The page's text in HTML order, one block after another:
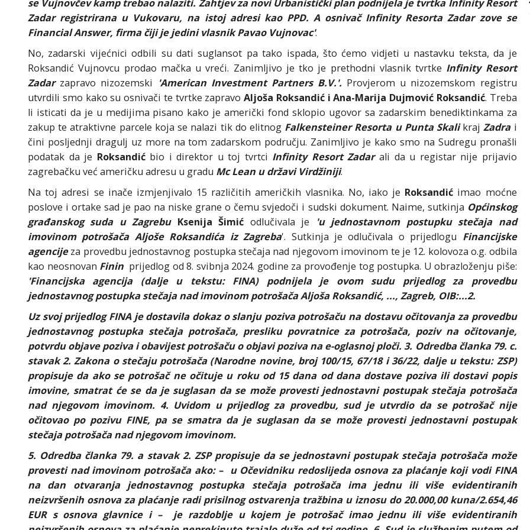
se Vujnovčev kamp trebao nalaziti. Zahtjev za novi Urbanistički plan podnijela je tvrtka Infinity Resort
Zadar registrirana u Vukovaru, na istoj adresi kao PPD. A osnivač Infinity Resorta Zadar zove se
Financial Answer, firma čiji je jedini vlasnik Pavao Vujnovac'.
No, zadarski vijećnici odbili su dati suglansot pa tako ispada, što ćemo vidjeti u nastavku teksta, da je
Roksandić Vujnovcu prodao mačka u vreći. Zanimljivo je tko je prethodni vlasnik tvrtke Infinity Resort
Zadarzapravo nizozemski 'American Investment Partners B.V.'. Provjerom u nizozemskom registru
utvrdili smo kako su osnivači te tvrtke zapravoAljoša Roksandić i Ana-Marija Dujmović Roksandić. Treba
li isticati da je u medijima pisano kako je američki fond sklopio ugovor sa zadarskim benediktinkama za
zakup te atraktivne parcele koja se nalazi tik do elitnog Falkensteiner Resorta u Punta SkalikrajZadrai
čini posljednji dragulj uz more na tom zadarskom području. Zanimljivo je kako smo na Sudregu pronašli
podatak da je Roksandić bio i direktor u toj tvrtci Infinity Resort Zadarali da u registar nije prijavio
zagrebačku već američku adresu u gradu Mc Lean u državi Virdžiniji.
Na toj adresi se inače izmjenjivalo 15 različitih američkih vlasnika. No, iako je Roksandić imao moćne
poslove i ortake sad je pao na niske grane o čemu svjedoči i sudski dokument. Naime, sutkinja Općinskog
građanskog suda u Zagrebu Ksenija Šimić odlučivala je
'u jednostavnom postupku stečaja nad
imovinom potrošača Aljoše Roksandića iz Zagreba'. Sutkinja je odlučivala o prijedlogu Financijske
agencijeza provedbu jednostavnog postupka stečaja nad njegovom imovinom te je 12. kolovoza o.g. odbila
kao neosnovan Finin prijedlog od 8. svibnja 2024. godine za provođenje tog postupka. U obrazloženju piše:
'Financijska agencija (dalje u tekstu: FINA) podnijela je ovom sudu prijedlog za provedbu
jednostavnog postupka stečaja nad imovinom potrošača Aljoša Roksandić, ..., Zagreb, OIB:...2.
Uz svoj prijedlog FINA je dostavila dokaz o slanju poziva potrošaču na dostavu očitovanja za provedbu
jednostavnog postupka stečaja potrošača, presliku povratnice za potrošača, poziv na očitovanje,
potvrdu objave poziva i obavijest potrošaču o objavi poziva na e-oglasnoj ploči. 3. Odredba članka 79. c.
stavak 2. Zakona o stečaju potrošača (Narodne novine, broj 100/15, 67/18 i 36/22, dalje u tekstu: ZSP)
propisuje da ako se potrošač ne očituje u roku od 15 dana od dana dostave poziva ili dostavi popis
imovine, smatrat će se da je suglasan da se može provesti jednostavni postupak stečaja potrošača
nad njegovom imovinom. 4. Uvidom u prijedlog za provedbu, sud je utvrdio da se potrošač nije
očitovao po pozivu FINE, pa se smatra da je suglasan da se može provesti jednostavni postupak
stečaja potrošača nad njegovom imovinom.
5. Odredba članka 79. a stavak 2. ZSP propisuje da se jednostavni postupak stečaja potrošača može
provesti nad imovinom potrošača ako: – u Očevidniku redoslijeda osnova za plaćanje koji vodi FINA
na dan otvaranja jednostavnog postupka stečaja potrošača ima jednu ili više evidentiranih
neizvršenih osnova za plaćanje radi prisilnog ostvarenja tražbina u iznosu do 20.000,00 kuna/2.654,46
EUR s osnova glavnice i – je razdoblje u kojem je potrošač imao jednu ili više evidentiranih